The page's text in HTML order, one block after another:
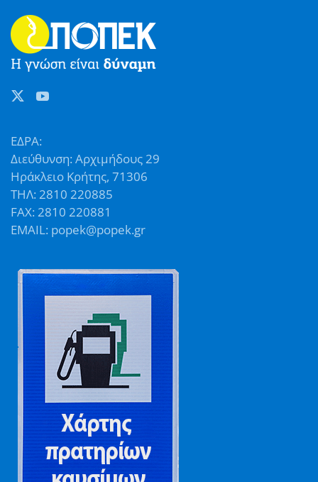
ΕΔΡΑ:
Διεύθυνση: Αρχιμήδους 29
Ηράκλειο Κρήτης, 71306
ΤΗΛ: 2810 220885
FAX: 2810 220881
EMAIL: popek@popek.gr